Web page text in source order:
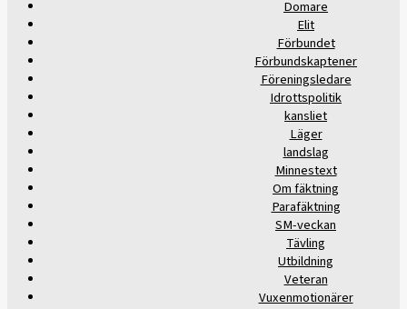
Domare
Elit
Förbundet
Förbundskaptener
Föreningsledare
Idrottspolitik
kansliet
Läger
landslag
Minnestext
Om fäktning
Parafäktning
SM-veckan
Tävling
Utbildning
Veteran
Vuxenmotionärer